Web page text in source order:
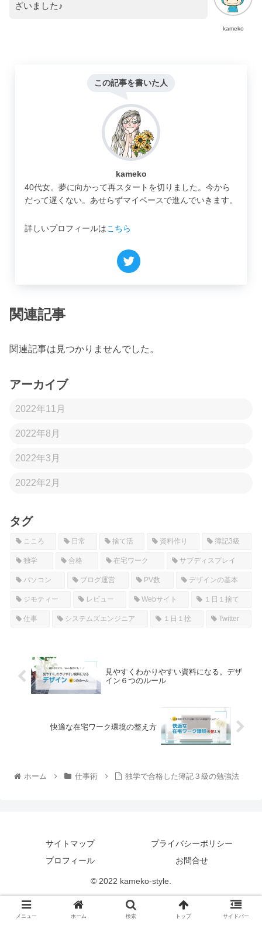
kameko
ざいました♪
この記事を書いた人
kameko
40代女。夢に向かって再スタートを切りました。今から
だって遅くない。あせらずマイペースで進んでいきます。
詳しいプロフィールはこちら
関連記事
関連記事は見つかりませんでした。
アーカイブ
2022年11月
2022年8月
2022年3月
2022年2月
タグ
こころ 日常 捨て活 資料作り 簿記3級
独学 合格 在宅ワーク サブディスプレイ
パソコン ブログ運営 PV数 デザインの基本
ジモティー レビュー Webサイト １日１捨て
仕事 システムズエンジニア １日１捨 Twitter
見やすくわかりやすい資料になる。デザ
イン６つのルール
快適な在宅ワーク環境の整え方
ホーム 仕事術 独学で合格した簿記３級の勉強法
サイトマップ
プライバシーポリシー
プロフィール
お問合せ
© 2022 kameko-style.
メニュー ホーム 検索 トップ サイドバー